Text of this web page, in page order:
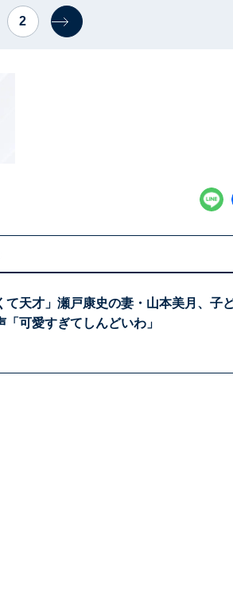
2
て天才」瀬戸康史の妻・山本美月、子
「可愛すぎてしんどいわ」